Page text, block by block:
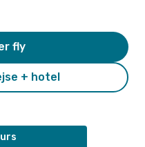
+ hotel
fly